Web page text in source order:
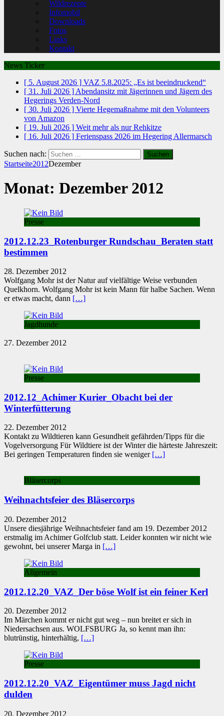
Wildrezepte
Infomobil
Downloads
Fotos
Links
Kontakt
News Ticker
[ 5. August 2026 ] VAZ 5.8.2025: „Es ist beeindruckend“
[ 31. Juli 2026 ] Abendansitz mit Jägerinnen und Jägern des
Hegerings Verden-Nord
[ 30. Juli 2026 ] Vierte Hegemaßnahme mit den Volunteers
von Amazon
[ 19. Juli 2026 ] Weit mehr als nur Rehkitze
[ 16. Juli 2026 ] Ferienspass 2026 im Hegering Allermarsch
Suchen nach:
Startseite2012Dezember
Monat: Dezember 2012
Presse
2012.12.23_Rotenburger Rundschau_Beraten statt
bestimmen
28. Dezember 2012
Wolfgang Mohr ist der Natur auf vielfältige Weise verbunden
Quelkhorn. Wolfgang Mohr ist kein Mann für halbe Sachen. Wenn
er etwas macht, dann […]
Jagdhunde
27. Dezember 2012
Presse
2012.12_Achimer Kurier_Obacht bei der
Winterfütterung
22. Dezember 2012
Kontakt zu Wildtieren kann Gesundheit gefährden/Tipps für die
Vogelversorgung Für Wildtiere ist der Winter die härteste Jahreszeit:
Bei geringen Temperaturen finden sie weniger […]
Bläsercorps
Weihnachtsfeier des Bläsercorps
20. Dezember 2012
Unsere diesjährige Weihnachtsfeier fand am 19. Dezember 2012
erstmalig im Achimer Golfclub statt. Leider konnten wir nicht wie
gewohnt, bei unserer Marga in […]
Allgemein
2012.12.20_VAZ_Der böse Wolf ist ein feiner Kerl
20. Dezember 2012
Im Märchen kommt er nicht gut weg – nun breitet er sich in
Niedersachsen aus. WOLFSBURG Ja, so kennt man ihn:
blutrünstig, hinterhältig, […]
Presse
2012.12.20_VAZ_Eigentümer muss Jagd nicht
dulden
20. Dezember 2012